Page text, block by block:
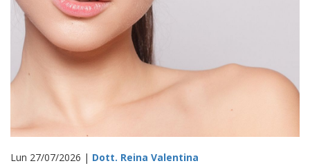
Lun 27/07/2026 | Dott. Reina Valentina